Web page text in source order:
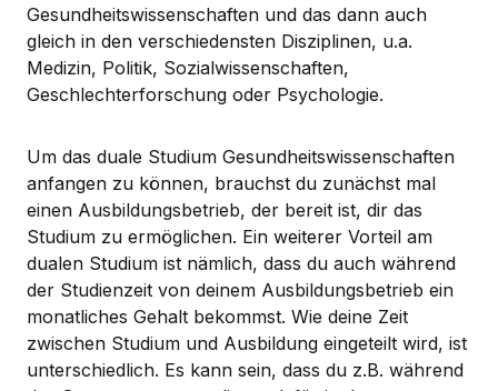
Gesundheitswissenschaften und das dann auch
gleich in den verschiedensten Disziplinen, u.a.
Medizin, Politik, Sozialwissenschaften,
Geschlechterforschung oder Psychologie.
Um das duale Studium Gesundheitswissenschaften
anfangen zu können, brauchst du zunächst mal
einen Ausbildungsbetrieb, der bereit ist, dir das
Studium zu ermöglichen. Ein weiterer Vorteil am
dualen Studium ist nämlich, dass du auch während
der Studienzeit von deinem Ausbildungsbetrieb ein
monatliches Gehalt bekommst. Wie deine Zeit
zwischen Studium und Ausbildung eingeteilt wird, ist
unterschiedlich. Es kann sein, dass du z.B. während